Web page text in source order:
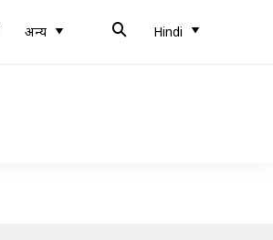
अन्य Hindi